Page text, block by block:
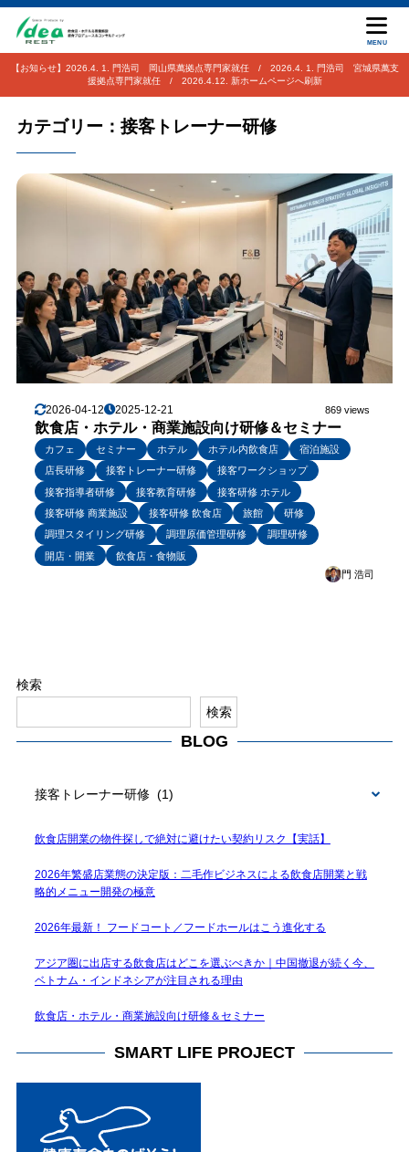
MENU
【お知らせ】2026.4. 1. 門浩司 岡山県萬拠点専門家就任 / 2026.4. 1. 門浩司 宮城県萬支
援拠点専門家就任 / 2026.4.12. 新ホームページへ刷新
カテゴリー：接客トレーナー研修
2026-04-12 2025-12-21 869 views
飲食店・ホテル・商業施設向け研修＆セミナー
カフェ セミナー ホテル ホテル内飲食店
宿泊施設
店長研修
接客トレーナー研修
接客ワークショップ
接客指導者研修
接客教育研修
接客研修 ホテル
接客研修 商業施設
接客研修 飲食店 旅館
研修
調理スタイリング研修
調理原価管理研修
調理研修
開店・開業
飲食店・食物販
門 浩司
検索
検索
BLOG
BLOG
飲食店開業の物件探しで絶対に避けたい契約リスク【実話】
2026年繁盛店業態の決定版：二毛作ビジネスによる飲食店開業と戦
略的メニュー開発の極意
2026年最新！ フードコート／フードホールはこう進化する
アジア圏に出店する飲食店はどこを選ぶべきか｜中国撤退が続く今、
ベトナム・インドネシアが注目される理由
飲食店・ホテル・商業施設向け研修＆セミナー
SMART LIFE PROJECT